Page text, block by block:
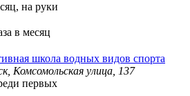
на руки
в месяц
школа водных видов спорта
Комсомольская улица, 137
первых